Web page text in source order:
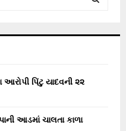
પિંટુ યાદવની ૨૨
આડમાં ચાલતા કાળા